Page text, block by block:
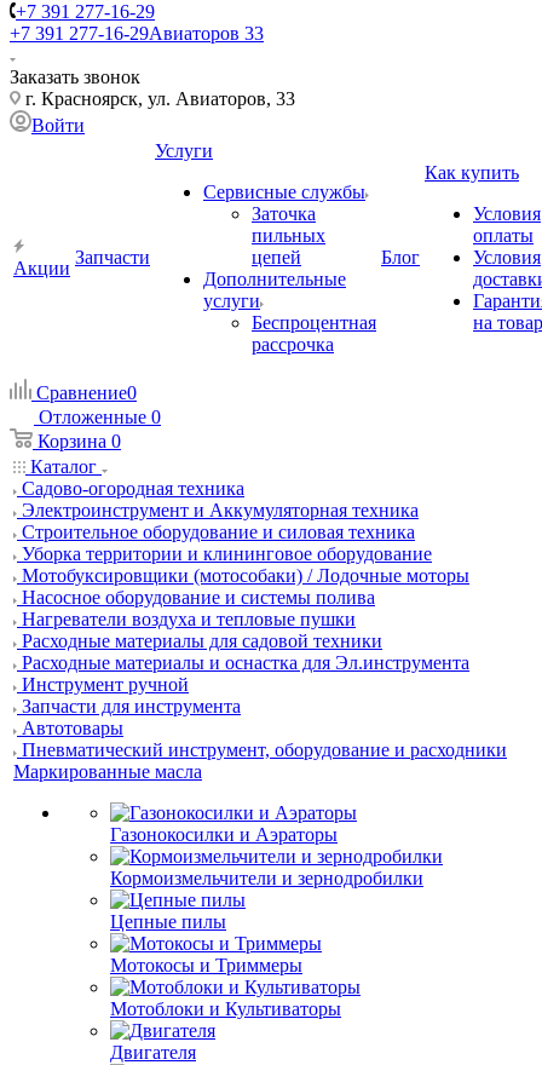
+7 391 277-16-29
+7 391 277-16-29Авиаторов 33
Заказать звонок
г. Красноярск, ул. Авиаторов, 33
Войти
Акции
Запчасти
Услуги
Сервисные службы
Заточка
пильных
цепей
Дополнительные
услуги
Беспроцентная
рассрочка
Блог
Как купить
Условия
оплаты
Условия
на товар
Сравнение0
Отложенные 0
Корзина 0
Каталог
Садово-огородная техника
Электроинструмент и Аккумуляторная техника
Строительное оборудование и силовая техника
Уборка территории и клининговое оборудование
Мотобуксировщики (мотособаки) / Лодочные моторы
Насосное оборудование и системы полива
Нагреватели воздуха и тепловые пушки
Расходные материалы для садовой техники
Расходные материалы и оснастка для Эл.инструмента
Инструмент ручной
Запчасти для инструмента
Автотовары
Пневматический инструмент, оборудование и расходники
Маркированные масла
Газонокосилки и Аэраторы
Кормоизмельчители и зернодробилки
Цепные пилы
Мотокосы и Триммеры
Мотоблоки и Культиваторы
Двигателя